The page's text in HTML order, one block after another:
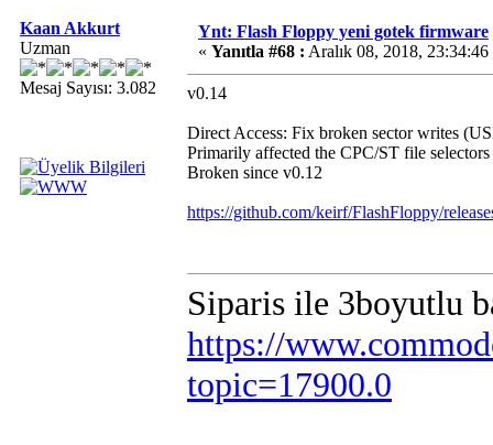
Kaan Akkurt
Uzman
Mesaj Sayısı: 3.082
Ynt: Flash Floppy yeni gotek firmware
« Yanıtla #68 : Aralık 08, 2018, 23:34:46
v0.14
Direct Access: Fix broken sector writes
Primarily affected the CPC/ST file
Broken since v0.12
https://github.com/keirf/FlashFloppy/
Siparis ile 3boyutlu
https://
topic=17900.0